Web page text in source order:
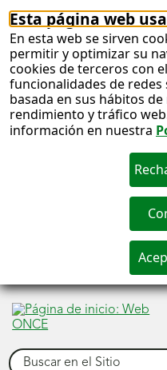
Esta página web
En esta web se sirven
permitir y optimizar su
cookies de terceros con
funcionalidades de
basada en sus hábitos
rendimiento y tráfico
información en nuestra
Buscar